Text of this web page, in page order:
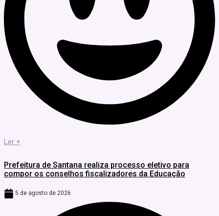
Ler +
Prefeitura de Santana realiza processo eletivo para
compor os conselhos fiscalizadores da Educação
5 de agosto de 2026